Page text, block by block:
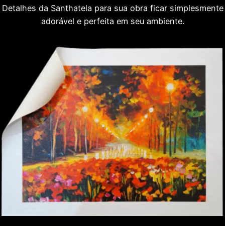
Detalhes da Santhatela para sua obra ficar simplesmente
adorável e perfeita em seu ambiente.